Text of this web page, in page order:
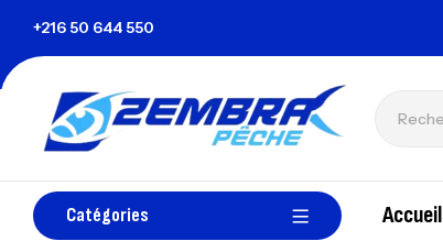
+216 50 644 550
Tunisie
Catégories Accueil